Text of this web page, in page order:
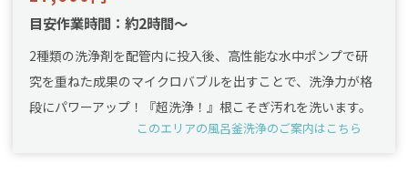
目安作業時間：約2時間～
2種類の洗浄剤を配管内に投入後、高性能な水中ポンプで研
究を重ねた成果のマイクロバブルを出すことで、洗浄力が格
段にパワーアップ！『超洗浄！』根こそぎ汚れを洗います。
このエリアの風呂釜洗浄のご案内はこちら